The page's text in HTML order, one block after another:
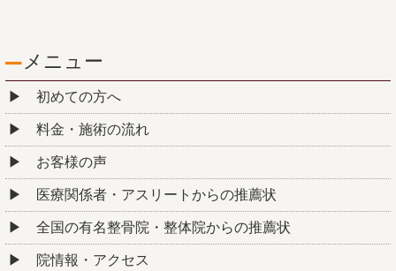
メニュー
初めての方へ
料金・施術の流れ
お客様の声
医療関係者・アスリートからの推薦状
全国の有名整骨院・整体院からの推薦状
院情報・アクセス